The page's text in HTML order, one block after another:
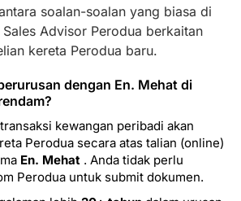
soalan-soalan yang biasa di
Advisor Perodua berkaitan
kereta Perodua baru.
dengan En. Mehat di
kewangan peribadi akan
Perodua secara atas talian (online)
En. Mehat . Anda tidak perlu
Perodua untuk submit dokumen.